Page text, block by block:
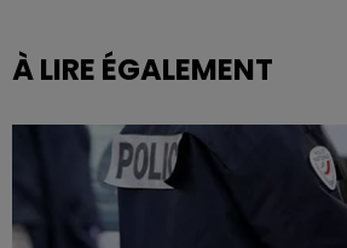
À LIRE ÉGALEMENT